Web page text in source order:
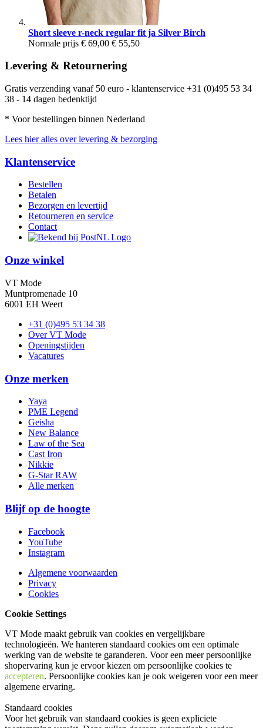
Short sleeve r-neck regular fit ja Silver Birch
Normale prijs € 69,00 € 55,50
Levering & Retournering
Gratis verzending vanaf 50 euro - klantenservice +31 (0)495 53 34
38 - 14 dagen bedenktijd
* Voor bestellingen binnen Nederland
Lees hier alles over levering & bezorging
Klantenservice
Bestellen
Betalen
Bezorgen en levertijd
Retourneren en service
Contact
Onze winkel
VT Mode
Muntpromenade 10
6001 EH Weert
+31 (0)495 53 34 38
Over VT Mode
Openingstijden
Vacatures
Onze merken
Yaya
PME Legend
Geisha
New Balance
Law of the Sea
Cast Iron
Nikkie
G-Star RAW
Alle merken
Blijf op de hoogte
Facebook
YouTube
Instagram
Algemene voorwaarden
Privacy
Cookies
Cookie Settings
VT Mode maakt gebruik van cookies en vergelijkbare
technologieën. We hanteren standaard cookies om een optimale
werking van de website te garanderen. Voor een meer persoonlijke
shopervaring kun je ervoor kiezen om persoonlijke cookies te
accepteren. Persoonlijke cookies kan je ook weigeren voor een meer
algemene ervaring.
Standaard cookies
Voor het gebruik van standaard cookies is geen expliciete